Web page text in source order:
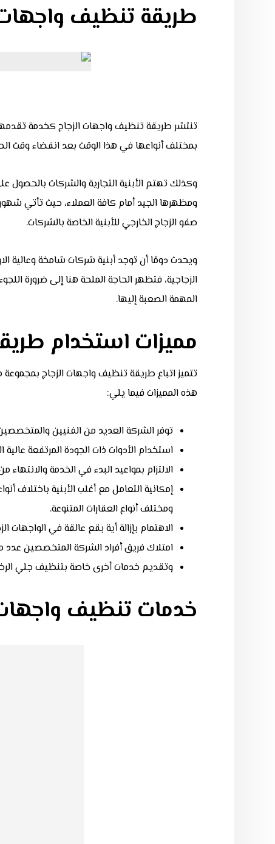
طريقة تنظيف واجهات
تنتشر طريقة تنظيف واجهات الزجاج كخدمة
بمختلف أنواعها في هذا الوقت بعد انقضاء وقت
وكذلك تهتم الأبنية التجارية والشركات
ومظهرها الجيد أمام كافة العملاء، حيث تأتي
صفو الزجاج الخارجي للأبنية الخاصة بالشركات.
ويحدث دومًا أن توجد أبنية شركات شامخة
الزجاجية، فتظهر الحاجة الملحة هنا إلى ضرورة
المهمة الصعبة إليها.
مميزات استخدام
تتميز اتباع طريقة تنظيف واجهات الزجاج
هذه المميزات فيما يلي:
توفر الشركة العديد من الفنيين
استخدام الأدوات ذات الجودة المرتفعة
الالتزام بمواعيد البدء في الخدمة
إمكانية التعامل مع أغلب الأبنية باختلاف
ومختلف أنواع العقارات المتنوعة.
الاهتمام بإزالة أية بقع عالقة في الواجهات
امتلاك فريق أفراد الشركة المتخصصين عدد
وتقديم خدمات أخرى خاصة بتنظيف جلي
خدمات تنظيف واجهات